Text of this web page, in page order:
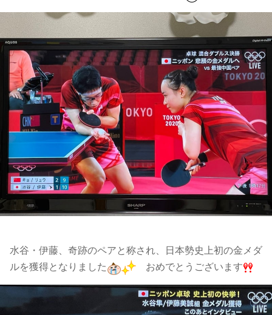
水谷・伊藤、奇跡のペアと称され、日本勢史上初の金メダ
ルを獲得となりました
おめでとうございます